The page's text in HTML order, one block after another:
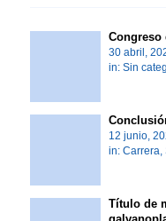
Congreso
30 abril,
in: Sin
12 junio,
in: Carrera
Título de